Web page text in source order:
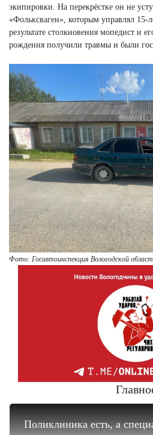
экипировки. На перекрёстке он не
«Фольксваген», которым управлял 15-
результате столкновения мопедист и
рождения получили травмы и были
Фото: Госавтоинспекция Вологодской
Поликлиника есть, а